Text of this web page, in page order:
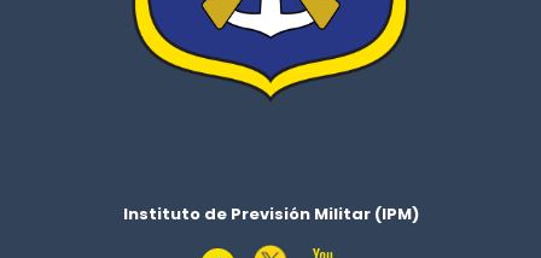
Instituto de Previsión Militar (IPM)